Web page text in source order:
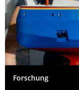
Forschung